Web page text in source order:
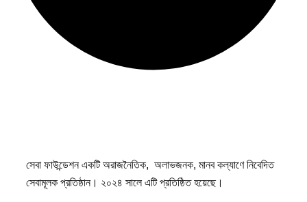
সেবা ফাউন্ডেশন একটি অরাজনৈতিক, অলাভজনক, মানব কল্যাণে নিবেদিত
সেবামূলক প্রতিষ্ঠান। ২০২৪ সালে এটি প্রতিষ্ঠিত হয়েছে।